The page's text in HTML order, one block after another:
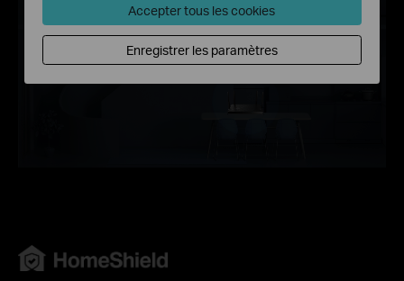
Accepter tous les cookies
Enregistrer les paramètres